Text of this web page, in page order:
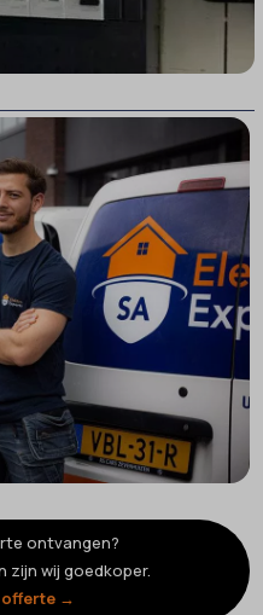
ontvangen?
zijn wij goedkoper.
offerte →